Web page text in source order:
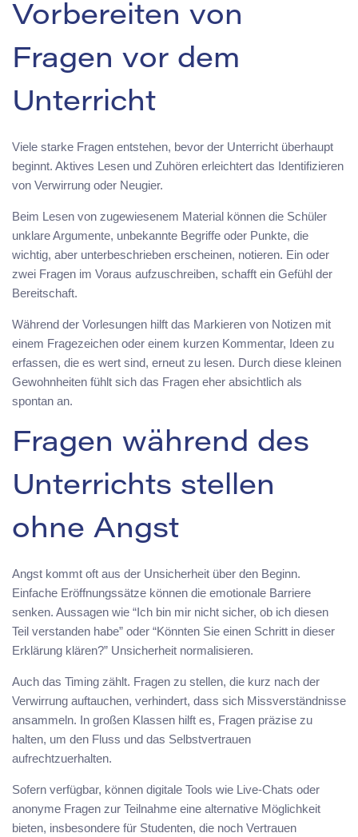
Vorbereiten von
Fragen vor dem
Unterricht
Viele starke Fragen entstehen, bevor der Unterricht überhaupt
beginnt. Aktives Lesen und Zuhören erleichtert das Identifizieren
von Verwirrung oder Neugier.
Beim Lesen von zugewiesenem Material können die Schüler
unklare Argumente, unbekannte Begriffe oder Punkte, die
wichtig, aber unterbeschrieben erscheinen, notieren. Ein oder
zwei Fragen im Voraus aufzuschreiben, schafft ein Gefühl der
Bereitschaft.
Während der Vorlesungen hilft das Markieren von Notizen mit
einem Fragezeichen oder einem kurzen Kommentar, Ideen zu
erfassen, die es wert sind, erneut zu lesen. Durch diese kleinen
Gewohnheiten fühlt sich das Fragen eher absichtlich als
spontan an.
Fragen während des
Unterrichts stellen
ohne Angst
Angst kommt oft aus der Unsicherheit über den Beginn.
Einfache Eröffnungssätze können die emotionale Barriere
senken. Aussagen wie “Ich bin mir nicht sicher, ob ich diesen
Teil verstanden habe” oder “Könnten Sie einen Schritt in dieser
Erklärung klären?” Unsicherheit normalisieren.
Auch das Timing zählt. Fragen zu stellen, die kurz nach der
Verwirrung auftauchen, verhindert, dass sich Missverständnisse
ansammeln. In großen Klassen hilft es, Fragen präzise zu
halten, um den Fluss und das Selbstvertrauen
aufrechtzuerhalten.
Sofern verfügbar, können digitale Tools wie Live-Chats oder
anonyme Fragen zur Teilnahme eine alternative Möglichkeit
bieten, insbesondere für Studenten, die noch Vertrauen